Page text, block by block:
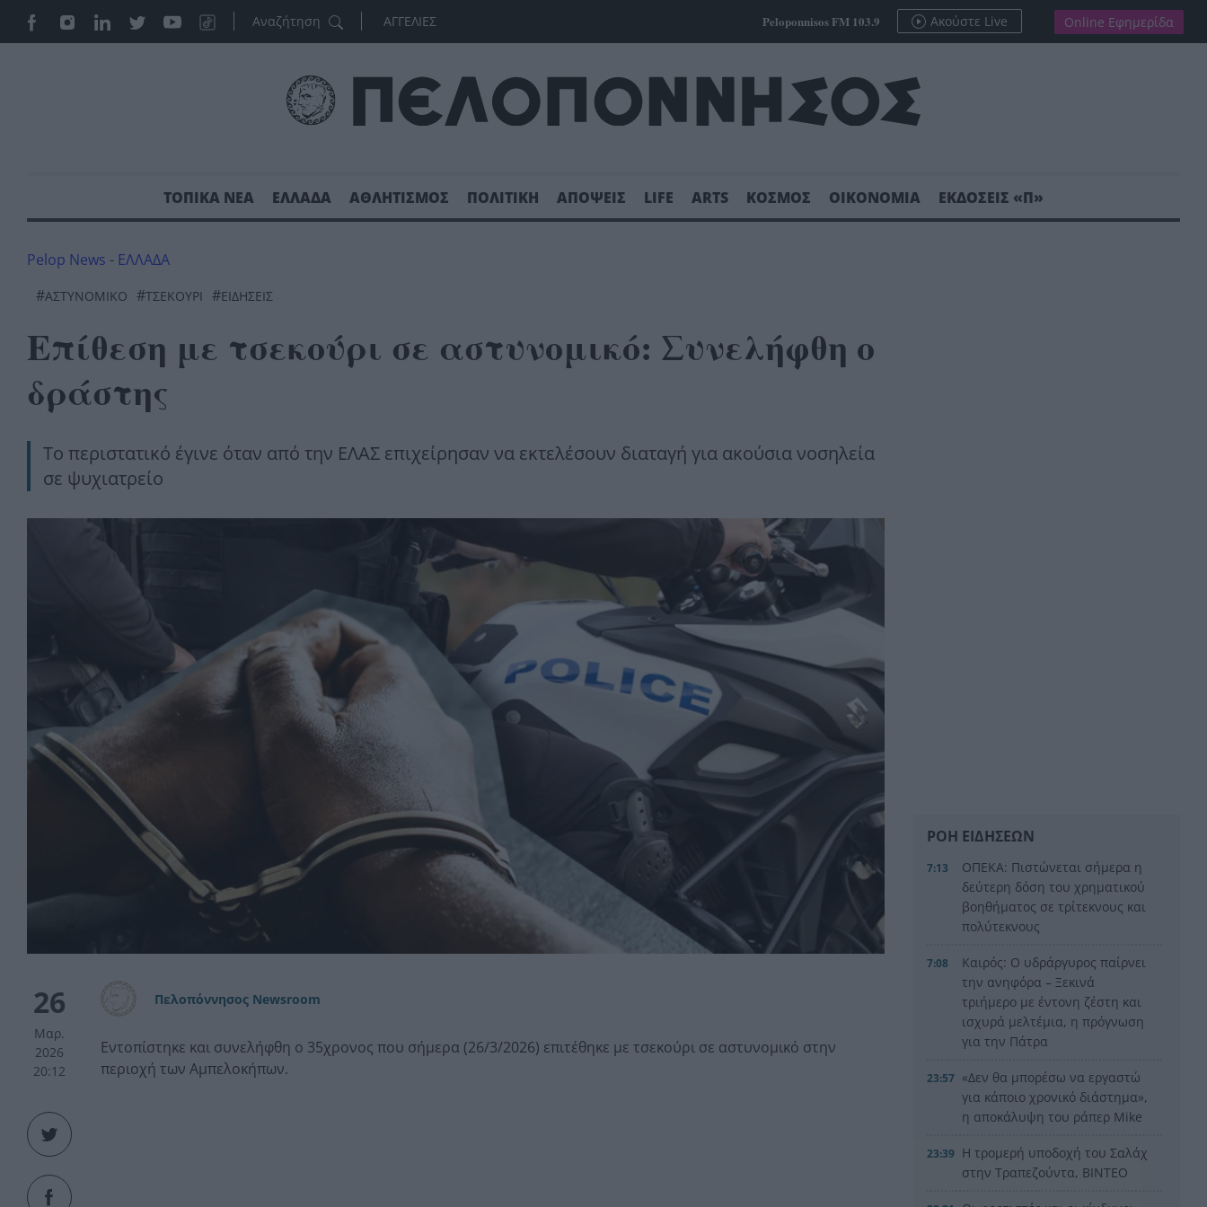
ΑΓΓΕΛΙΕΣ Peloponnisos FM 103.9 Ακούστε Live Online Εφημερίδα
ΤΟΠΙΚΑ ΝΕΑ ΕΛΛΑΔΑ ΑΘΛΗΤΙΣΜΟΣ ΠΟΛΙΤΙΚΗ ΑΠΟΨΕΙΣ LIFE ARTS ΚΟΣΜΟΣ ΟΙΚΟΝΟΜΙΑ ΕΚΔΟΣΕΙΣ «Π»
Pelop News - ΕΛΛΑΔΑ
#ΑΣΤΥΝΟΜΙΚΌ #ΤΣΕΚΟΥΡΙ #ΕΙΔΗΣΕΙΣ
Επίθεση με τσεκούρι σε αστυνομικό: Συνελήφθη ο
δράστης
Το περιστατικό έγινε όταν από την ΕΛΑΣ επιχείρησαν να εκτελέσουν διαταγή για ακούσια νοσηλεία
σε ψυχιατρείο
26
Μαρ.
2026
20:12
Πελοπόννησος Newsroom
Εντοπίστηκε και συνελήφθη ο 35χρονος που σήμερα (26/3/2026) επιτέθηκε με τσεκούρι σε αστυνομικό στην
περιοχή των Αμπελοκήπων.
ΡΟΗ ΕΙΔΗΣΕΩΝ
7:13
ΟΠΕΚΑ: Πιστώνεται σήμερα η
δεύτερη δόση του χρηματικού
βοηθήματος σε τρίτεκνους και
πολύτεκνους
7:08
Καιρός: Ο υδράργυρος παίρνει
την ανηφόρα – Ξεκινά
τριήμερο με έντονη ζέστη και
ισχυρά μελτέμια, η πρόγνωση
για την Πάτρα
23:57 «Δεν θα μπορέσω να εργαστώ
για κάποιο χρονικό διάστημα»,
η αποκάλυψη του ράπερ Mike
23:39 Η τρομερή υποδοχή του Σαλάχ
στην Τραπεζούντα, ΒΙΝΤΕΟ